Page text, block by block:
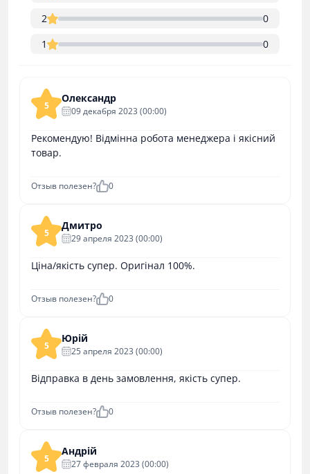
2
0
1
0
5
Олександр
09 декабря 2023 (00:00)
Рекомендую! Відмінна робота менеджера і якісний
товар.
Отзыв полезен? 0
5
Дмитро
29 апреля 2023 (00:00)
Ціна/якість супер. Оригінал 100%.
Отзыв полезен? 0
5
Юрій
25 апреля 2023 (00:00)
Відправка в день замовлення, якість супер.
Отзыв полезен? 0
5
Андрій
27 февраля 2023 (00:00)